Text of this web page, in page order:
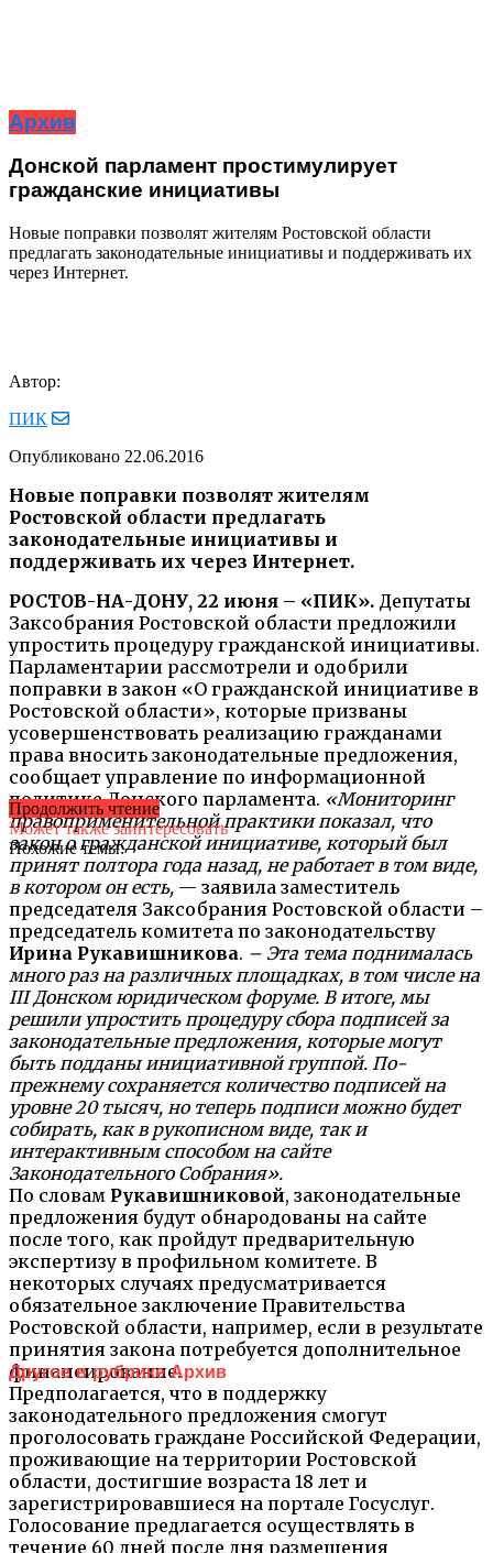
Архив
Донской парламент простимулирует
гражданские инициативы
Новые поправки позволят жителям Ростовской области
предлагать законодательные инициативы и поддерживать их
через Интернет.
Автор:
ПИК
Опубликовано 22.06.2016
Новые поправки позволят жителям
Ростовской области предлагать
законодательные инициативы и
поддерживать их через Интернет.
РОСТОВ-НА-ДОНУ, 22 июня – «ПИК». Депутаты
Заксобрания Ростовской области предложили
упростить процедуру гражданской инициативы.
Парламентарии рассмотрели и одобрили
поправки в закон «О гражданской инициативе в
Ростовской области», которые призваны
усовершенствовать реализацию гражданами
права вносить законодательные предложения,
сообщает управление по информационной
политике Донского парламента. «Мониторинг
правоприменительной практики показал, что
закон о гражданской инициативе, который был
принят полтора года назад, не работает в том виде,
в котором он есть, — заявила заместитель
председателя Заксобрания Ростовской области –
председатель комитета по законодательству
Ирина Рукавишникова. – Эта тема поднималась
много раз на различных площадках, в том числе на
III Донском юридическом форуме. В итоге, мы
решили упростить процедуру сбора подписей за
законодательные предложения, которые могут
быть подданы инициативной группой. По-
прежнему сохраняется количество подписей на
уровне 20 тысяч, но теперь подписи можно будет
собирать, как в рукописном виде, так и
интерактивным способом на сайте
Законодательного Собрания».
По словам Рукавишниковой, законодательные
предложения будут обнародованы на сайте
после того, как пройдут предварительную
экспертизу в профильном комитете. В
некоторых случаях предусматривается
обязательное заключение Правительства
Ростовской области, например, если в результате
принятия закона потребуется дополнительное
финансирование.
Предполагается, что в поддержку
законодательного предложения смогут
проголосовать граждане Российской Федерации,
проживающие на территории Ростовской
области, достигшие возраста 18 лет и
зарегистрировавшиеся на портале Госуслуг.
Голосование предлагается осуществлять в
течение 60 дней после дня размещения
Продолжить чтение
Может также заинтересовать
Похожие темы:
Другое в рубрике Архив